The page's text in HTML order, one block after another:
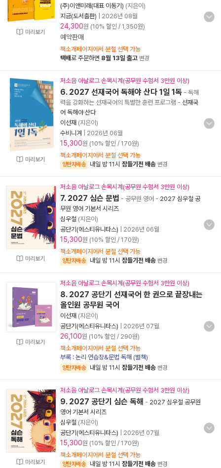
미리보기
(주)이앤미래(대표 이동기) (지은이)
지금(도서출판)
2026년 08월
24,300원 (10% 할인 / 1,350원)
예약판매
책소개페이지에서 분철 선택 가능
택배로 주문하면 8월 13일 출고 변경
미리보기
저소음 아날로그 손목시계(공무원 수험서 3만원 이상)
6. 2027 선재국어 독해야 산다 1일 1독 - 독해
력을 강화하는 선재국어의 특별한 훈련 프로그램 - 선재국
어 독해야 산다
이선재 (지은이)
수비니겨
2026년 06월
15,300원 (10% 할인 / 170원)
책소개페이지에서 분철 선택 가능
양탄자배송 내일 밤 11시 잠들기전 배송 변경
미리보기
저소음 아날로그 손목시계(공무원 수험서 3만원 이상)
7. 2027 심슨 문법 - 공무원 영어 - 2027 심우철 공
무원 영어 기본서 시리즈
심우철 (지은이)
공단기(에스티유니타스)
2026년 06월
15,300원 (10% 할인 / 170원)
책소개페이지에서 분철 선택 가능
양탄자배송 내일 밤 11시 잠들기전 배송 변경
미리보기
저소음 아날로그 손목시계(공무원 수험서 3만원 이상)
8. 2027 공단기 선재국어 한 권으로 끝장내는
올인원 공무원 국어
이선재 (지은이)
공단기(에스티유니타스)
2026년 07월
26,100원 (10% 할인 / 290원)
책소개페이지에서 분철 선택 가능
부록 : 논리 연습장&문법 독해 (별책)
양탄자배송 내일 밤 11시 잠들기전 배송 변경
미리보기
저소음 아날로그 손목시계(공무원 수험서 3만원 이상)
9. 2027 공단기 심슨 독해 - 2027 심우철 공무원
영어 기본서 시리즈
심우철 (지은이)
공단기(에스티유니타스)
2026년 07월
15,300원 (10% 할인 / 170원)
책소개페이지에서 분철 선택 가능
양탄자배송 내일 밤 11시 잠들기전 배송 변경